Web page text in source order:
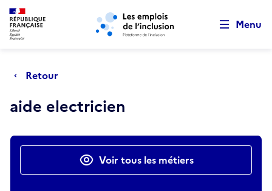
Aller au menu principal Aller au contenu principal
Menu
Retour
aide electricien
Actions rapidesVoir tous les métiers
Retour au début de la page
Panneau de gestion des cookies